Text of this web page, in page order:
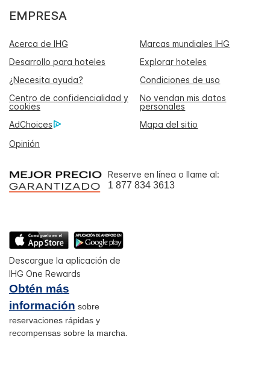
EMPRESA
Acerca de IHG
Marcas mundiales IHG
Desarrollo para hoteles
Explorar hoteles
¿Necesita ayuda?
Condiciones de uso
Centro de confidencialidad y
cookies
No vendan mis datos
personales
AdChoices
Mapa del sitio
Opinión
Reserve en línea o llame al:
1 877 834 3613
Descargue la aplicación de
IHG One Rewards
Obtén más
información sobre
reservaciones rápidas y
recompensas sobre la marcha.